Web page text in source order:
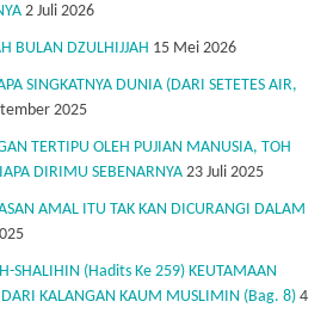
2 Juli 2026
BULAN DZULHIJJAH 15 Mei 2026
SINGKATNYA DUNIA (DARI SETETES AIR,
2025
TERTIPU OLEH PUJIAN MANUSIA, TOH
DIRIMU SEBENARNYA 23 Juli 2025
AMAL ITU TAK KAN DICURANGI DALAM
SHALIHIN (Hadits Ke 259) KEUTAMAAN
KALANGAN KAUM MUSLIMIN (Bag. 8) 4